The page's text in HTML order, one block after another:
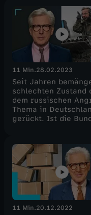
11 Min.28.02.2023
Seit Jahren
schlechten Zustand
dem russischen
Thema in
gerückt. Ist die
11 Min.20.12.2022